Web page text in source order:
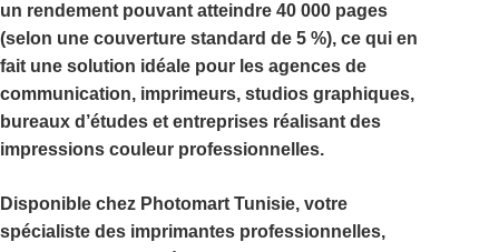
un rendement pouvant atteindre 40 000 pages
(selon une couverture standard de 5 %), ce qui en
fait une solution idéale pour les agences de
communication, imprimeurs, studios graphiques,
bureaux d’études et entreprises réalisant des
impressions couleur professionnelles.
Disponible chez Photomart Tunisie, votre
spécialiste des imprimantes professionnelles,